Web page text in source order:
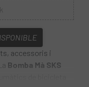
accessoris i
Bomba Mà SKS